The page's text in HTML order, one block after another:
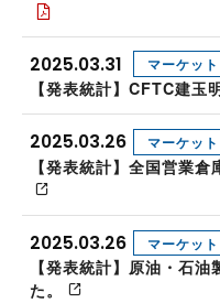
2025.03.31 マーケット
【発表統計】CFTC建玉
2025.03.26 マーケット
【発表統計】全国営業倉
2025.03.26 マーケット
【発表統計】原油・石
た。